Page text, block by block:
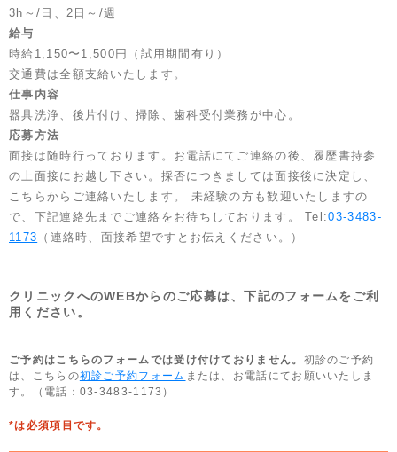
3h～/日、2日～/週
給与
時給1,150〜1,500円（試用期間有り ）
交通費は全額支給いたします。
仕事内容
器具洗浄、後片付け、掃除、歯科受付業務が中心。
応募方法
面接は随時行っております。お電話にてご連絡の後、履歴書持参
の上面接にお越し下さい。採否につきましては面接後に決定し、
こちらからご連絡いたします。 未経験の方も歓迎いたしますの
で、下記連絡先までご連絡をお待ちしております。 Tel:03-3483-
1173 （連絡時、面接希望ですとお伝えください。）
クリニックへのWEBからのご応募は、下記のフォームをご利
用ください。
ご予約はこちらのフォームでは受け付けておりません。 初診のご予約
は、こちらの初診ご予約フォーム または、お電話にてお願いいたしま
す。（電話：03-3483-1173）
*は必須項目です。